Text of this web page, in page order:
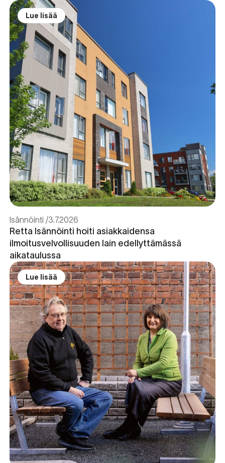
Lue lisää
Isännöinti 3.7.2026
Retta Isännöinti hoiti asiakkaidensa
ilmoitusvelvollisuuden lain edellyttämässä
aikataulussa
Lue lisää